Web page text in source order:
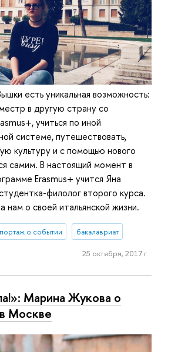
есть уникальная возможность:
в другую страну со
учиться по иной
системе, путешествовать,
культуру и с помощью нового
самим. В настоящий момент в
Erasmus+ учится Яна
филолог второго курса.
нам о своей итальянской жизни.
о событии бакалавриат
25 октября, 2017 г.
Марина Жукова о
Москве